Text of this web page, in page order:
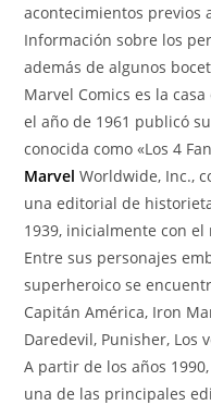
acontecimientos previos
Información sobre los
además de algunos
Marvel Comics es la
el año de 1961 publicó
conocida como «Los 4
Marvel Worldwide, Inc.,
una editorial de
1939, inicialmente con
Entre sus personajes
superheroico se
Capitán América, Iron
Daredevil, Punisher, Los
A partir de los años
una de las principales